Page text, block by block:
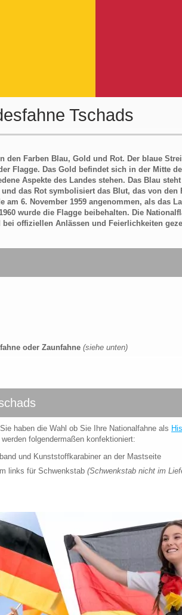
Tschads
den Farben Blau, Gold und Rot. Der blaue
Flagge. Das Gold befindet sich in der Mitte
Aspekte des Landes stehen. Das Blau
das Rot symbolisiert das Blut, das von den
am 6. November 1959 angenommen, als das
wurde die Flagge beibehalten. Die
offiziellen Anlässen und Feierlichkeiten
oder Zaunfahne (siehe unten)
haben die Wahl ob Sie Ihre Nationalfahne als
folgendermaßen konfektioniert:
und Kunststoffkarabiner an der Mastseite
links für Schwenkstab (Schwenkstab nicht im